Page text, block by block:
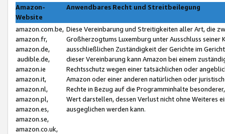
Amazon-
Website
Anwendbares Recht und Streitbeilegung
amazon.com.be,
amazon.fr,
amazon.de,
audible.de,
amazon.ie
amazon.it,
amazon.nl,
amazon.pl,
amazon.es,
amazon.se,
amazon.co.uk,
Diese Vereinbarung und Streitigkeiten aller Art, die
Großherzogtums Luxemburg unter Ausschluss
ausschließlichen Zuständigkeit der Gerichte im
dieser Vereinbarung kann Amazon bei einem
Rechtsschutz wegen einer tatsächlichen oder
Amazon oder einer anderen natürlichen oder
Rechte in Bezug auf die Programminhalte
Wert darstellen, dessen Verlust nicht ohne Weiteres
ausgeglichen werden kann.